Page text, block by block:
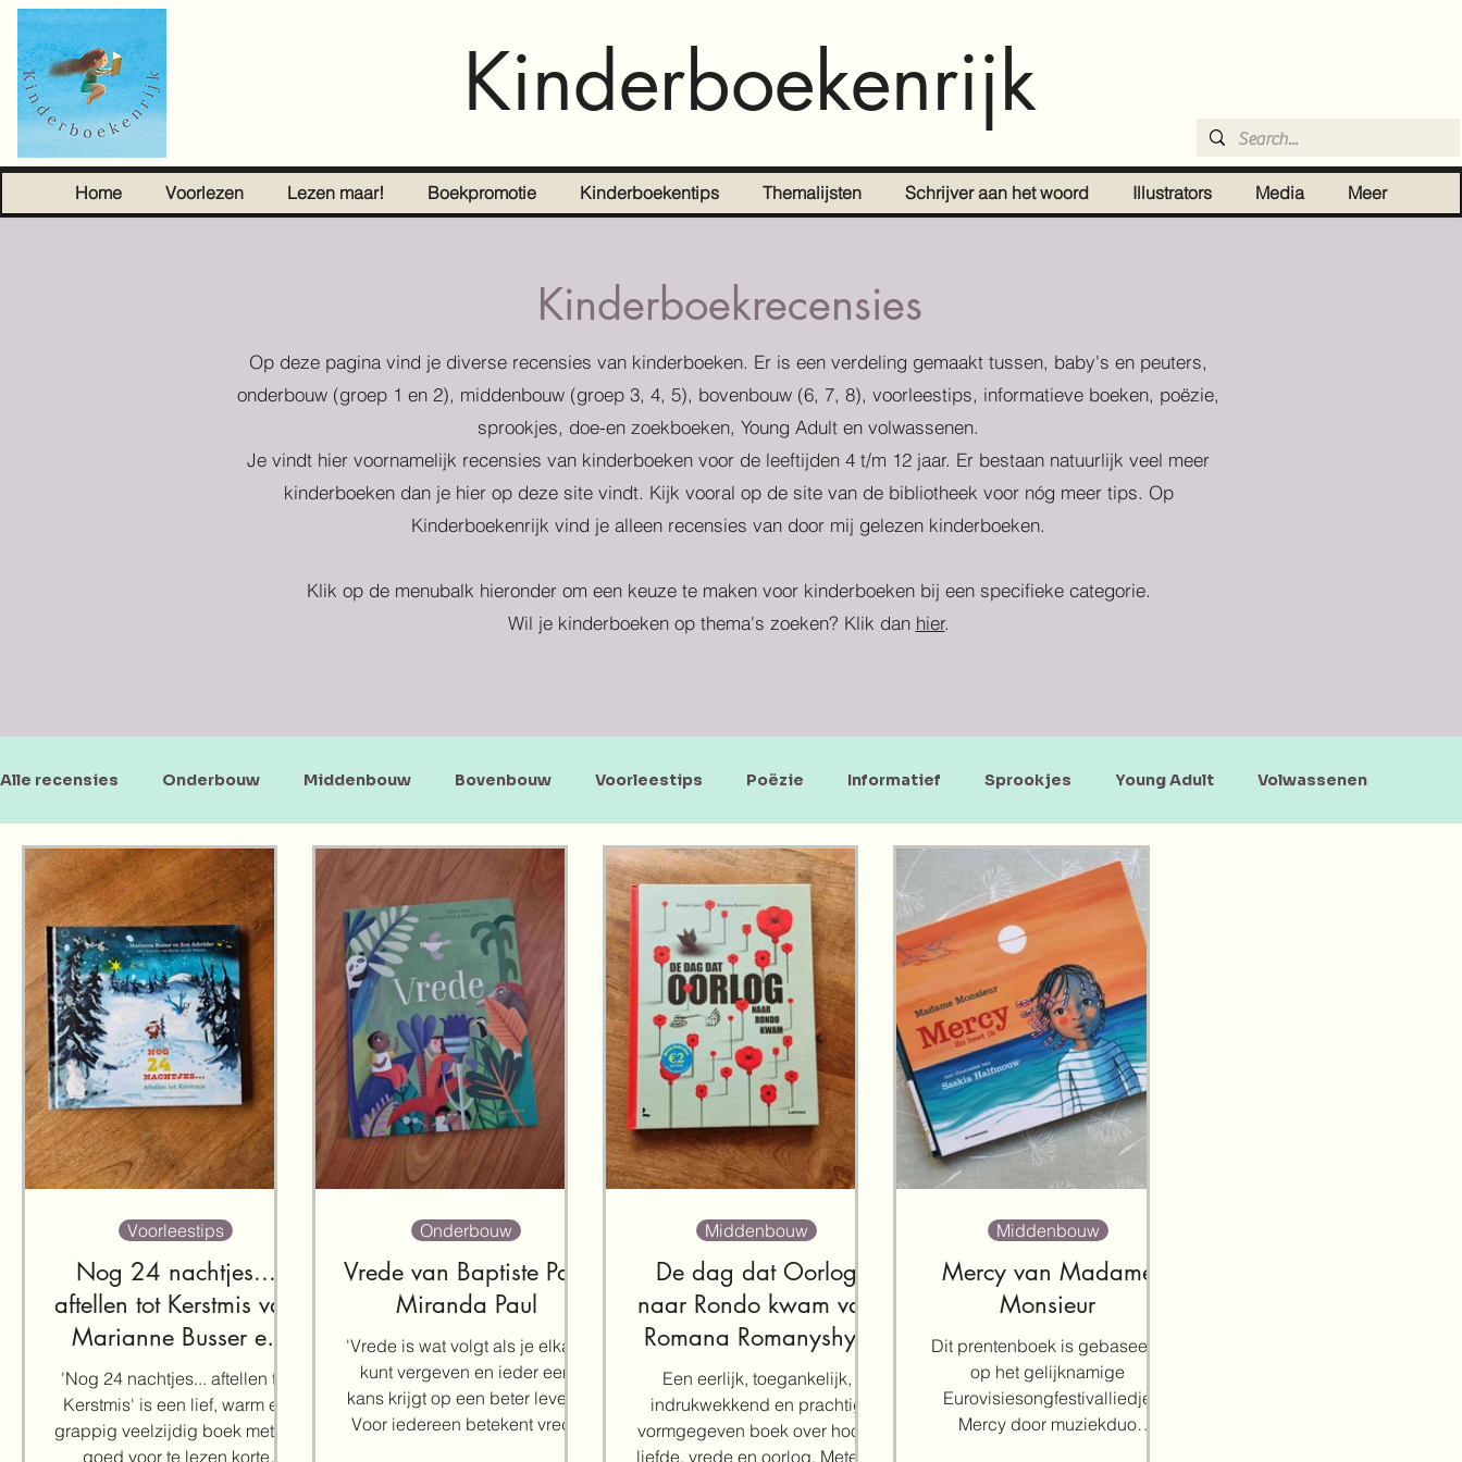
Kinderboekenrijk
Home Voorlezen Lezen maar! Boekpromotie Kinderboekentips Themalijsten Schrijver aan het woord Illustrators Media Meer
Kinderboekrecensies
Op deze pagina vind je diverse recensies van kinderboeken. Er is een verdeling gemaakt tussen, baby's en peuters,
onderbouw (groep 1 en 2), middenbouw (groep 3, 4, 5), bovenbouw (6, 7, 8), voorleestips, informatieve boeken, poëzie,
sprookjes, doe-en zoekboeken, Young Adult en volwassenen.
Je vindt hier voornamelijk recensies van kinderboeken voor de leeftijden 4 t/m 12 jaar. Er bestaan natuurlijk veel meer
kinderboeken dan je hier op deze site vindt. Kijk vooral op de site van de bibliotheek voor nóg meer tips. Op
Kinderboekenrijk vind je alleen recensies van door mij gelezen kinderboeken.
Klik op de menubalk hieronder om een keuze te maken voor kinderboeken bij een specifieke categorie.
Wil je kinderboeken op thema's zoeken? Klik dan hier.
Alle recensies Onderbouw Middenbouw Bovenbouw Voorleestips Poëzie Informatief Sprookjes Young Adult Volwassenen
Doe-en zoekboeken Baby's en peuters
Nog 24 nachtjes...
aftellen tot Kerstmis van
Marianne Busser en
Ron Schröder
'Nog 24 nachtjes... aftellen tot
Kerstmis' is een lief, warm en
grappig veelzijdig boek met 24
goed voor te lezen korte
Voorleestips
Vrede van Baptiste Paul
Miranda Paul
'Vrede is wat volgt als je elkaar
kunt vergeven en ieder een
kans krijgt op een beter leven.'
Voor iedereen betekent vrede
Onderbouw
De dag dat Oorlog
naar Rondo kwam van
Romana Romanyshyn
Andriy Lesiv
Een eerlijk, toegankelijk,
indrukwekkend en prachtig
vormgegeven boek over hoop,
liefde, vrede en oorlog. Meteen
Middenbouw
Mercy van Madame
Monsieur
Dit prentenboek is gebaseerd
op het gelijknamige
Eurovisiesongfestivalliedje
Mercy door muziekduo
Middenbouw